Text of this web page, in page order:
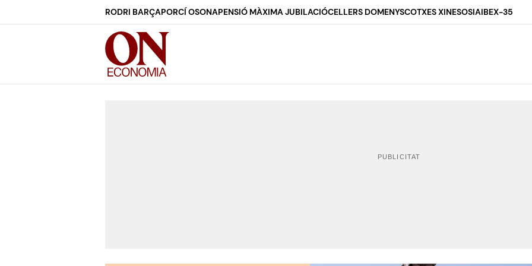
RODRI BARÇAPORCÍ OSONAPENSIÓ MÀXIMA JUBILACIÓCELLERS DOMENYSCOTXES XINESOSIAIBEX-35